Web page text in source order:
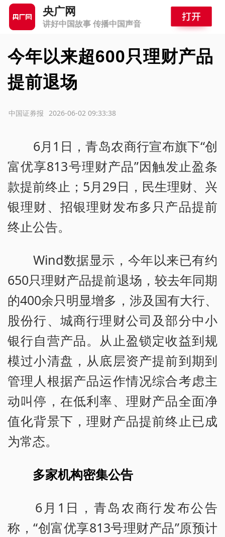
央广网
讲好中国故事 传播中国声音
今年以来超600只理财产品
提前退场
2026-06-02 09:33:38
中国证券报
6月1日，青岛农商行宣布旗下“创
富优享813号理财产品”因触发止盈条
款提前终止；5月29日，民生理财、兴
银理财、招银理财发布多只产品提前
终止公告。
Wind数据显示，今年以来已有约
650只理财产品提前退场，较去年同期
的400余只明显增多，涉及国有大行、
股份行、城商行理财公司及部分中小
银行自营产品。从止盈锁定收益到规
模过小清盘，从底层资产提前到期到
管理人根据产品运作情况综合考虑主
动叫停，在低利率、理财产品全面净
值化背景下，理财产品提前终止已成
为常态。
多家机构密集公告
6月1日，青岛农商行发布公告
称，“创富优享813号理财产品”原预计